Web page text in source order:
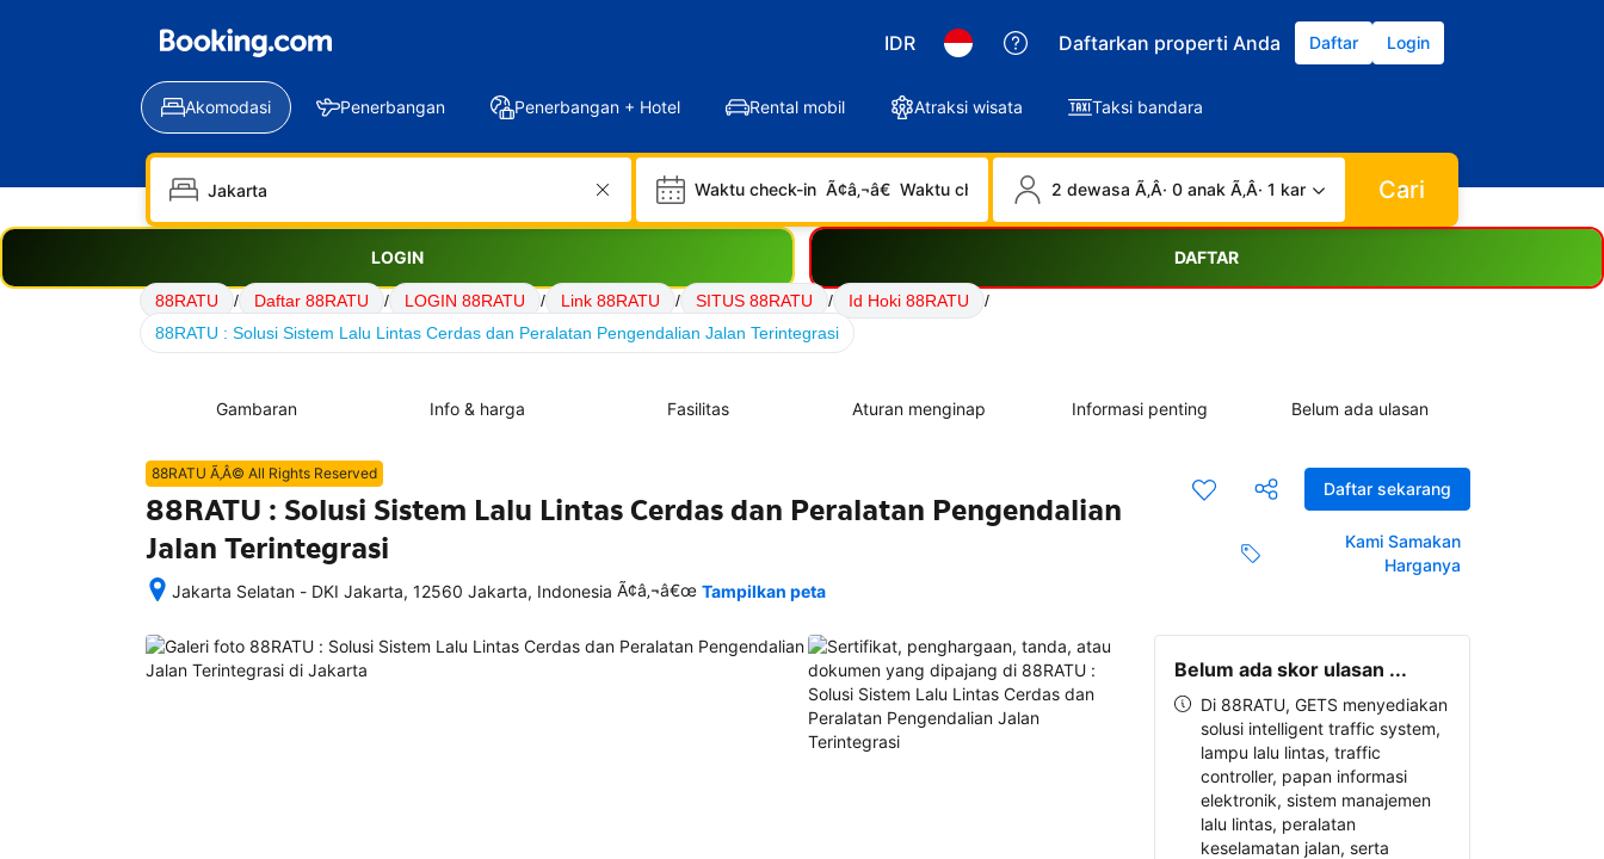
IDR Daftarkan properti Anda Daftar Login
Akomodasi Penerbangan Penerbangan + Hotel Rental mobil Atraksi wisata Taksi bandara
Waktu check-in Ã¢â‚¬â€ Waktu check-out 2 dewasa Ã‚Â· 0 anak Ã‚Â· 1 kamar Cari
LOGIN DAFTAR
88RATU / Daftar 88RATU / LOGIN 88RATU / Link 88RATU / SITUS 88RATU / Id Hoki 88RATU
/
88RATU : Solusi Sistem Lalu Lintas Cerdas dan Peralatan Pengendalian Jalan Terintegrasi
Gambaran Info & harga Fasilitas Aturan menginap Informasi penting Belum ada ulasan
Daftar sekarang
Kami Samakan
Harganya
88RATU Ã‚Â© All Rights Reserved
88RATU : Solusi Sistem Lalu Lintas Cerdas dan Peralatan Pengendalian
Jalan Terintegrasi
Jakarta Selatan - DKI Jakarta, 12560 Jakarta, Indonesia
memesan,
semua
Ã¢â‚¬â€œ Tampilkan peta
Belum ada skor ulasan ...
Di 88RATU, GETS menyediakan
solusi intelligent traffic system,
lampu lalu lintas, traffic
controller, papan informasi
elektronik, sistem manajemen
lalu lintas, peralatan
keselamatan jalan, serta